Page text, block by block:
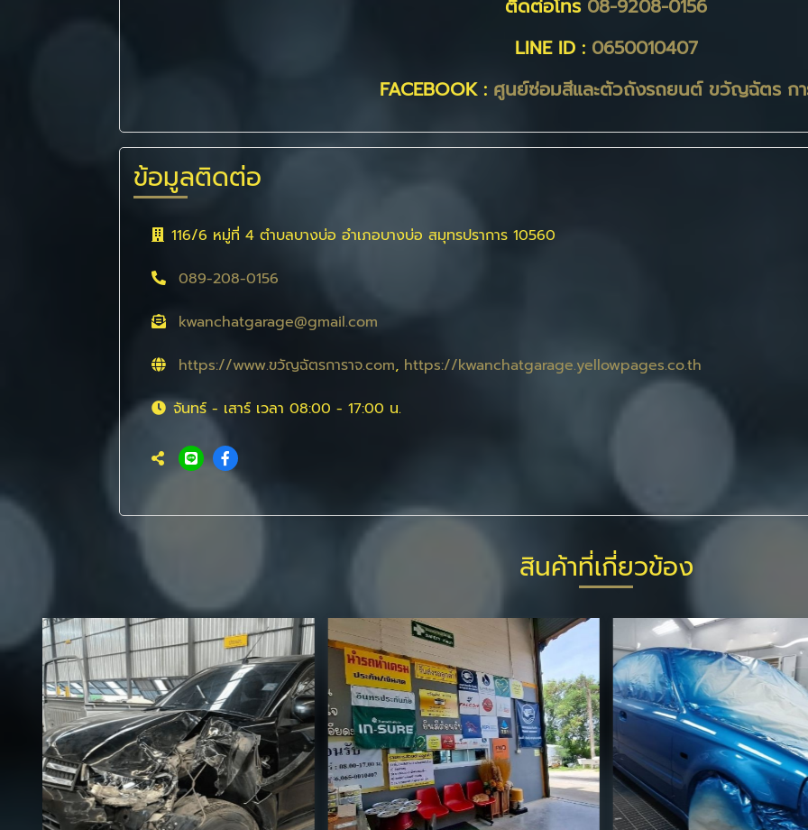
ติดต่อโทร 08-9208-0156
LINE ID : 0650010407
FACEBOOK : ศูนย์ซ่อมสีและตัวถังรถยนต์ ขวัญฉัตร กา
ข้อมูลติดต่อ
116/6 หมู่ที่ 4 ตำบลบางบ่อ อำเภอบางบ่อ สมุทรปราการ 10560
089-208-0156
kwanchatgarage@gmail.com
https://www.ขวัญฉัตรการาจ.com, https://kwanchatgarage.yellowpages.co.th
จันทร์ - เสาร์ เวลา 08:00 - 17:00 น.
สินค้าที่เกี่ยวข้อง